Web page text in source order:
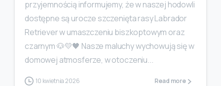
przyjemnością informujemy, że w naszej hodowli
dostępne są urocze szczenięta rasy Labrador
Retriever w umaszczeniu biszkoptowym oraz
czarnym 🐶💛🖤 Nasze maluchy wychowują się w
domowej atmosferze, w otoczeniu...
10 kwietnia 2026 Read more